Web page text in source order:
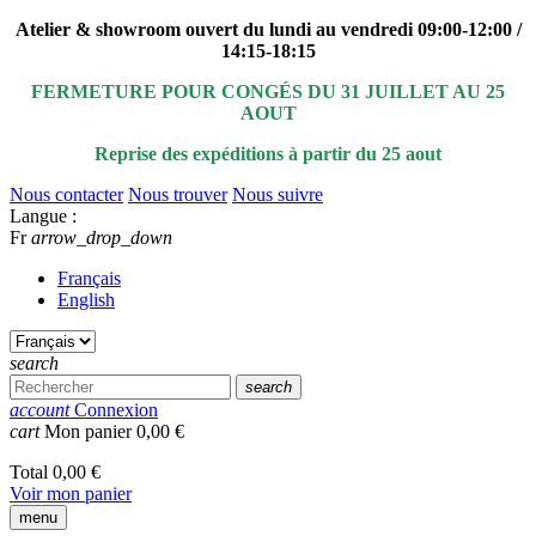
Atelier & showroom ouvert du lundi au vendredi 09:00-12:00 /
14:15-18:15
FERMETURE POUR CONGÉS DU 31 JUILLET AU 25
AOUT
Reprise des expéditions à partir du 25 aout
Nous contacter Nous trouver Nous suivre
Langue :
Fr arrow_drop_down
Français
English
search
search
account Connexion
cart Mon panier0,00 €
Total 0,00 €
Voir mon panier
menu